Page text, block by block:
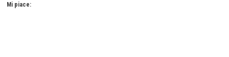
Mi piace: